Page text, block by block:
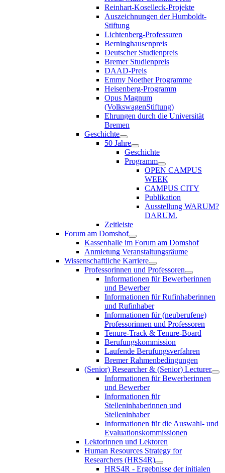
Reinhart-Koselleck-Projekte
Auszeichnungen der Humboldt-
Stiftung
Lichtenberg-Professuren
Berninghausenpreis
Deutscher Studienpreis
Bremer Studienpreis
DAAD-Preis
Emmy Noether Programme
Heisenberg-Programm
Opus Magnum
(VolkswagenStiftung)
Ehrungen durch die Universität
Bremen
Geschichte
50 Jahre
Geschichte
Programm
OPEN CAMPUS
WEEK
CAMPUS CITY
Publikation
Ausstellung WARUM?
DARUM.
Zeitleiste
Forum am Domshof
Kassenhalle im Forum am Domshof
Anmietung Veranstaltungsräume
Wissenschaftliche Karriere
Professorinnen und Professoren
Informationen für Bewerberinnen
und Bewerber
Informationen für Rufinhaberinnen
und Rufinhaber
Informationen für (neuberufene)
Professorinnen und Professoren
Tenure-Track & Tenure-Board
Berufungskommission
Laufende Berufungsverfahren
Bremer Rahmenbedingungen
(Senior) Researcher & (Senior) Lecturer
Informationen für Bewerberinnen
und Bewerber
Informationen für
Stelleninhaberinnen und
Stelleninhaber
Informationen für die Auswahl- und
Evaluationskommissionen
Lektorinnen und Lektoren
Human Resources Strategy for
Researchers (HRS4R)
HRS4R - Ergebnisse der initialen